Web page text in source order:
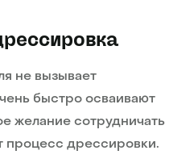
не вызывает
быстро осваивают
желание сотрудничать
процесс дрессировки.